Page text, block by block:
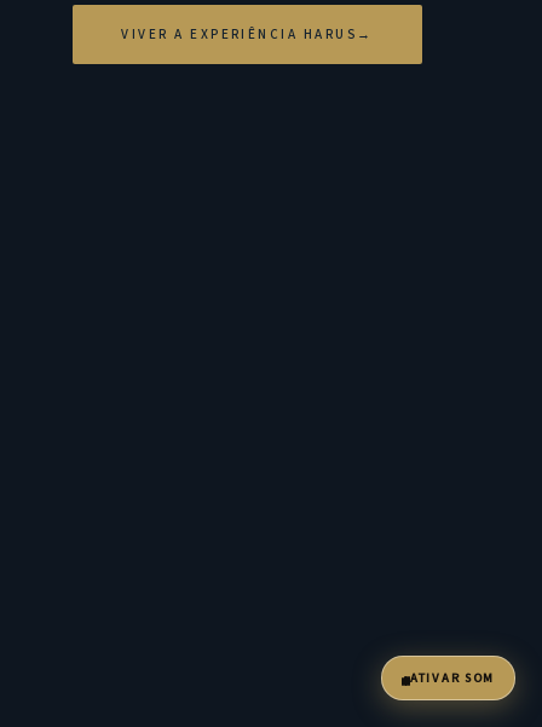
VIVER A EXPERIÊNCIA HARUS
ATIVAR SOM